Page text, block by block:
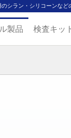
シラン・シリコーンな
製品 検査キッ